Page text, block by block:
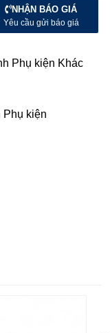
NHẬN BÁO GIÁ
Yêu cầu gửi báo giá
Phụ kiện Khác
Phụ kiện